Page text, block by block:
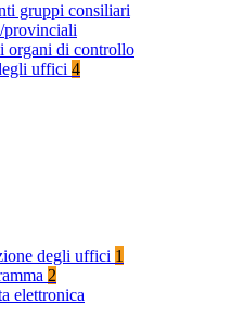
gruppi consiliari
provinciali
organi di controllo
uffici 4
degli uffici 1
2
elettronica